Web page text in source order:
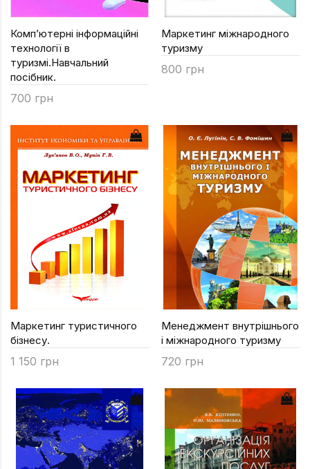
Комп’ютерні інформаційні
технології в
туризмі.Навчальний
посібник.
700 грн
Маркетинг міжнародного
туризму
800 грн
Маркетинг туристичного
бізнесу.
1 150 грн
Менеджмент внутрішнього
і міжнародного туризму
720 грн